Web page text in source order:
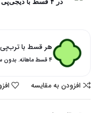
هر قسط با
۴ قسط ماهانه. بدون سود، چک و ضامن.
افزودن به مقایسه